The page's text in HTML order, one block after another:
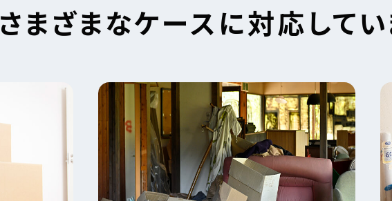
さまざまなケースに対応してい